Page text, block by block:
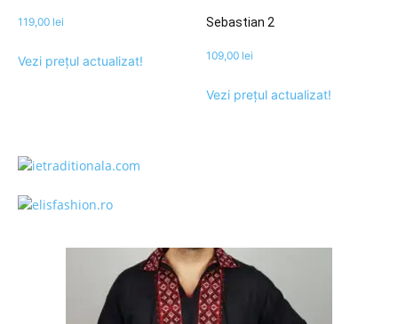
119,00 lei
Vezi prețul actualizat!
Sebastian 2
109,00 lei
Vezi prețul actualizat!